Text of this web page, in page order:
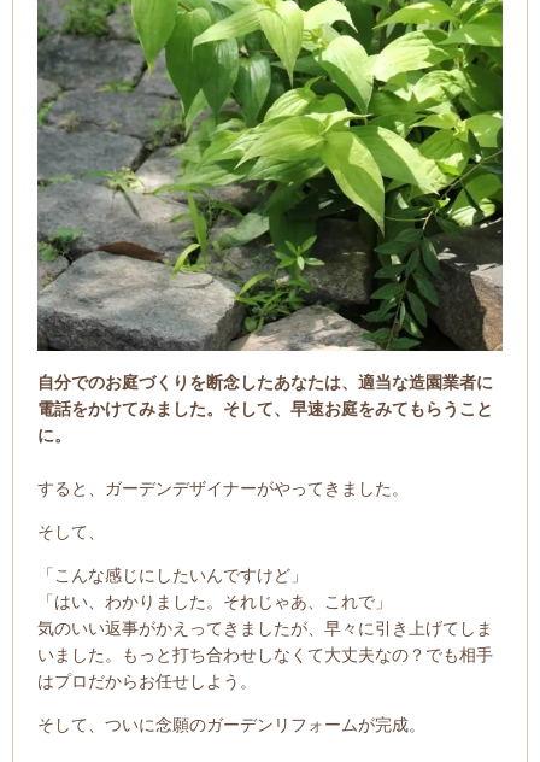
自分でのお庭づくりを断念したあなたは、適当な造園業者に
電話をかけてみました。そして、早速お庭をみてもらうこと
に。
すると、ガーデンデザイナーがやってきました。
そして、
「こんな感じにしたいんですけど」
「はい、わかりました。それじゃあ、これで」
気のいい返事がかえってきましたが、早々に引き上げてしま
いました。もっと打ち合わせしなくて大丈夫なの？でも相手
はプロだからお任せしよう。
そして、ついに念願のガーデンリフォームが完成。